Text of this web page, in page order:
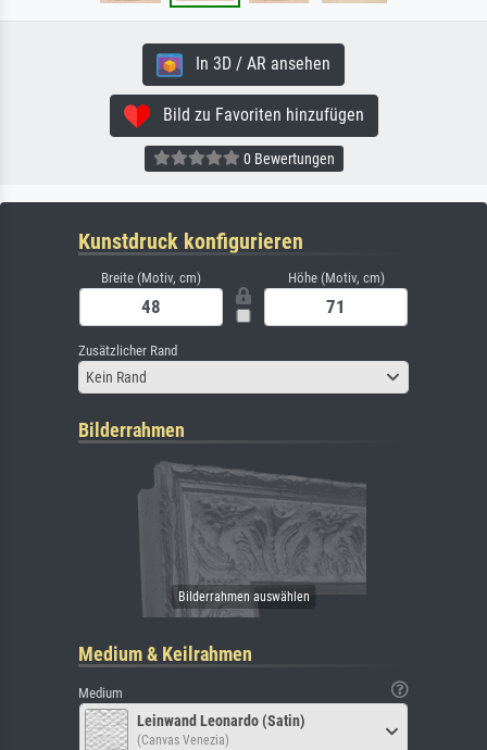
In 3D / AR ansehen
Bild zu Favoriten hinzufügen
0 Bewertungen
Kunstdruck konfigurieren
Breite (Motiv, cm) Höhe (Motiv, cm)
Zusätzlicher Rand
Kein Rand
Bilderrahmen
Medium & Keilrahmen
Medium
Leinwand Leonardo (Satin)
(Canvas Venezia)